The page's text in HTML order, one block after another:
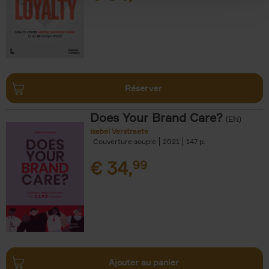
Réserver
Does Your Brand Care? (EN)
Isabel Verstraete
Couverture souple
2021 147
€ 34,99
Ajouter au panier